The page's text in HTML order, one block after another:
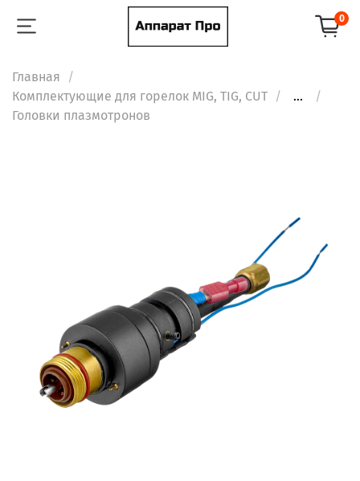
0
Главная
Комплектующие для горелок MIG, TIG, CUT
...
Головки плазмотронов